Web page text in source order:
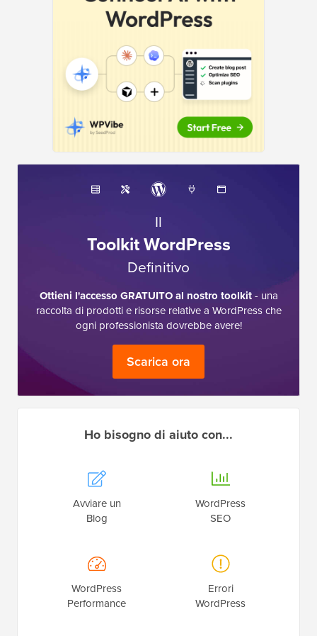
Il
Toolkit WordPress
Definitivo
Ottieni l'accesso GRATUITO al nostro toolkit- una
raccolta di prodotti e risorse relative a WordPress che
ogni professionista dovrebbe avere!
Scarica ora
Ho bisogno di aiuto con...
Avviare un
Blog
WordPress
SEO
WordPress
Performance
Errori
WordPress